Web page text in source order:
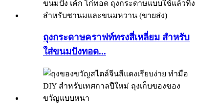
ถุงกระดาษคราฟท์ทรงสี่เหลี่ยม สำหรับ
ใส่ขนมปังทอด...